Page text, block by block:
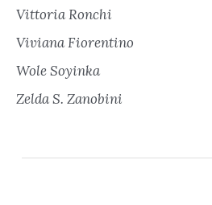
Vittoria Ronchi
Viviana Fiorentino
Wole Soyinka
Zelda S. Zanobini